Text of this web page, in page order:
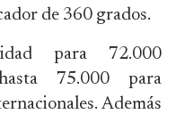
de 360 grados.
para 72.000
75.000 para
Además